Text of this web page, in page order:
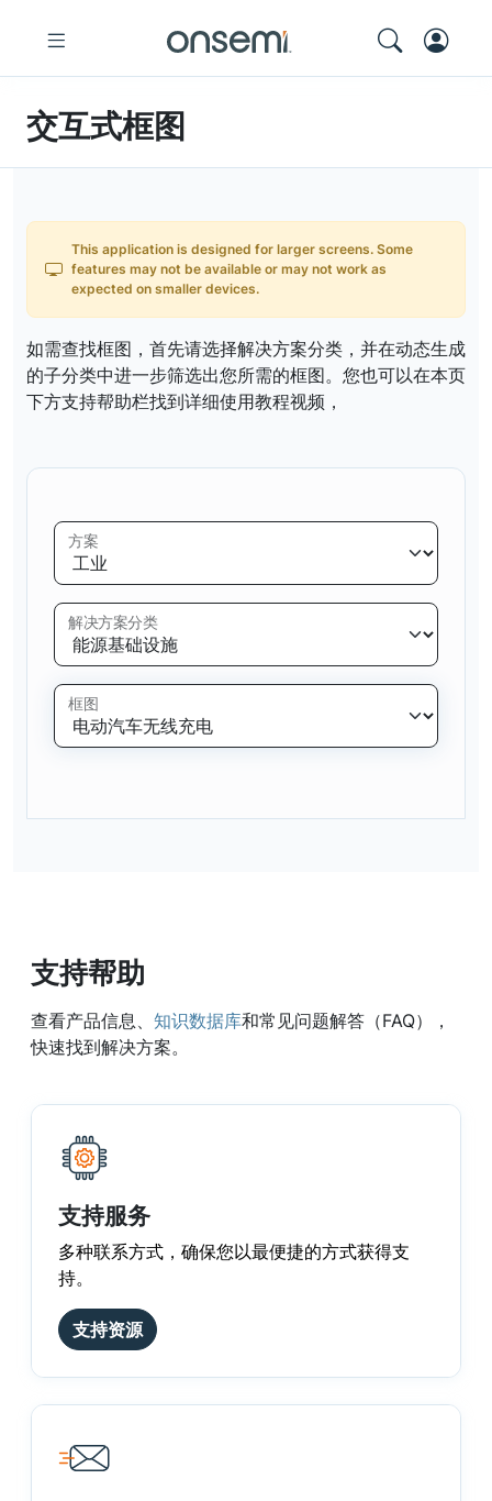
交互式框图
This application is designed for larger screens. Some
features may not be available or may not work as
expected on smaller devices.
如需查找框图，首先请选择解决方案分类，并在动态生成
的子分类中进一步筛选出您所需的框图。您也可以在本页
下方支持帮助栏找到详细使用教程视频，
方案
解决方案分类
框图
支持帮助
查看产品信息、 知识数据库和常见问题解答（FAQ），
快速找到解决方案。
支持服务
多种联系方式，确保您以最便捷的方式获得支
持。
支持资源